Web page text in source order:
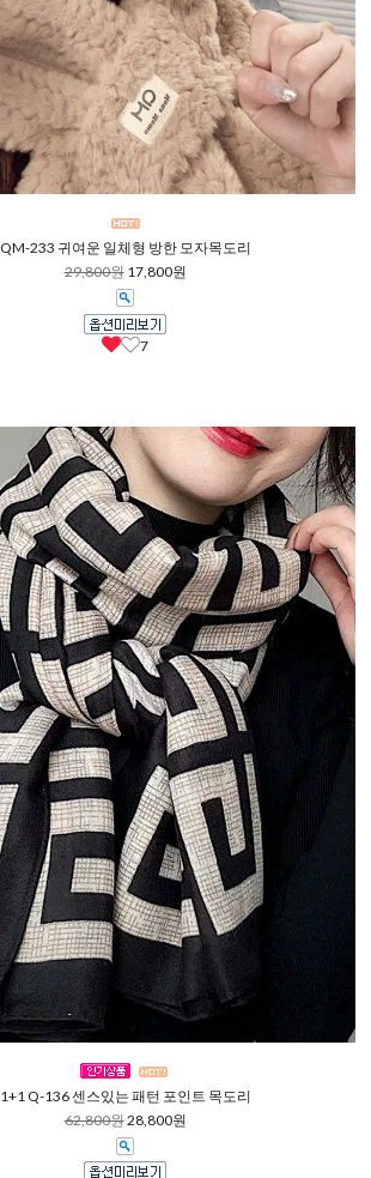
QM-233 귀여운 일체형 방한 모자목도리
29,800원 17,800원
7
1+1 Q-136 센스있는 패턴 포인트 목도리
62,800원28,800원